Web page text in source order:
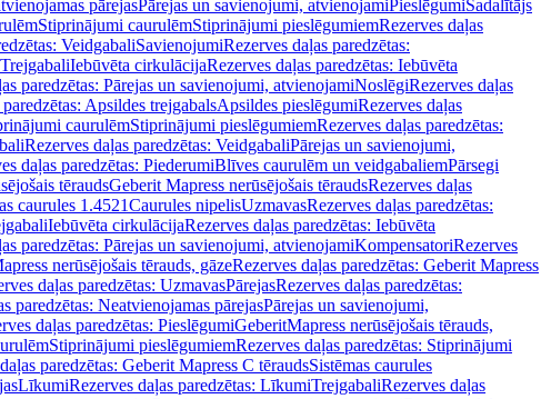
pārejasPārejas un savienojumi, atvienojamiPieslēgumiSadalītājs
Stiprinājumi caurulēmStiprinājumi pieslēgumiemRezerves daļas
VeidgabaliSavienojumiRezerves daļas paredzētas:
Iebūvēta cirkulācijaRezerves daļas paredzētas: Iebūvēta
paredzētas: Pārejas un savienojumi, atvienojamiNoslēgiRezerves daļas
Apsildes trejgabalsApsildes pieslēgumiRezerves daļas
caurulēmStiprinājumi pieslēgumiemRezerves daļas paredzētas:
Rezerves daļas paredzētas: VeidgabaliPārejas un savienojumi,
daļas paredzētas: PiederumiBlīves caurulēm un veidgabaliemPārsegi
tēraudsGeberit Mapress nerūsējošais tēraudsRezerves daļas
caurules 1.4521Caurules nipelisUzmavasRezerves daļas paredzētas:
Iebūvēta cirkulācijaRezerves daļas paredzētas: Iebūvēta
paredzētas: Pārejas un savienojumi, atvienojamiKompensatoriRezerves
nerūsējošais tērauds, gāzeRezerves daļas paredzētas: Geberit Mapress
daļas paredzētas: UzmavasPārejasRezerves daļas paredzētas:
paredzētas: Neatvienojamas pārejasPārejas un savienojumi,
daļas paredzētas: PieslēgumiGeberitMapress nerūsējošais tērauds,
Stiprinājumi pieslēgumiemRezerves daļas paredzētas: Stiprinājumi
paredzētas: Geberit Mapress C tēraudsSistēmas caurules
LīkumiRezerves daļas paredzētas: LīkumiTrejgabaliRezerves daļas